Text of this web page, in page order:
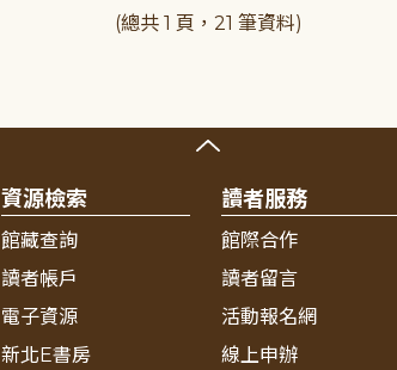
(總共 1 頁，21 筆資料)
資源檢索
館藏查詢
讀者帳戶
電子資源
新北E書房
讀者服務
館際合作
讀者留言
活動報名網
線上申辦